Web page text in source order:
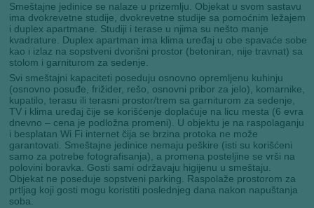
Smeštajne jedinice se nalaze u prizemlju. Objekat u svom sastavu
ima dvokrevetne studije, dvokrevetne studije sa pomoćnim ležajem
i duplex apartmane. Studiji i terase u njima su nešto manje
kvadrature. Duplex apartman ima klima uređaj u obe spavaće sobe
kao i izlaz na sopstveni dvorišni prostor (betoniran, nije travnat) sa
stolom i garniturom za sedenje.
Svi smeštajni kapaciteti poseduju osnovno opremljenu kuhinju
(osnovno posuđe, frižider, rešo, osnovni pribor za jelo), komarnike,
kupatilo, terasu ili terasni prostor/trem sa garniturom za sedenje,
TV i klima uređaj čije se korišćenje doplaćuje na licu mesta (6 evra
dnevno – cena je podložna promeni). U objektu je na raspolaganju
i besplatan Wi Fi internet čija se brzina protoka ne može
garantovati. Smeštajne jedinice nemaju peškire (isti su korišćeni
samo za potrebe fotografisanja), a promena posteljine se vrši na
polovini boravka. Gosti sami održavaju higijenu u smeštaju.
Objekat ne poseduje sopstveni parking. Raspolaže prostorom za
prtljag koji gosti mogu koristiti poslednjeg dana nakon napuštanja
soba.